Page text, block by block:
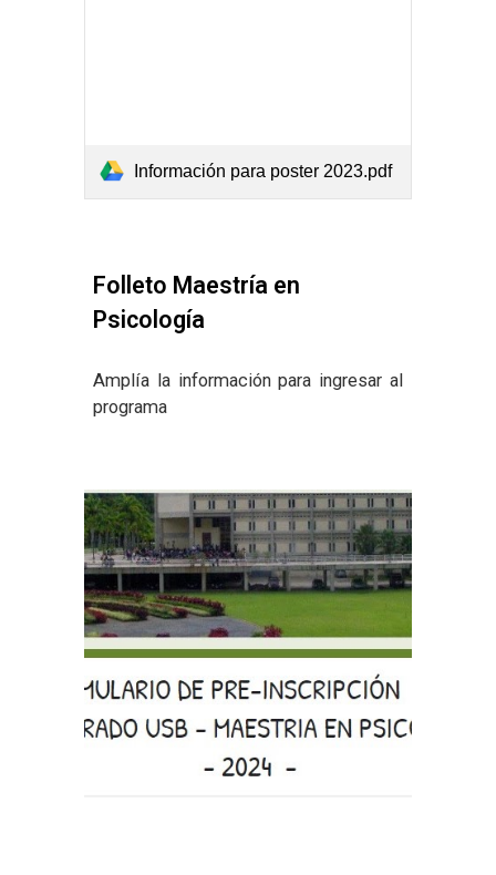
Información para poster 2023.pdf
Folleto Maestría en
Psicología
Amplía la información para ingresar al
programa